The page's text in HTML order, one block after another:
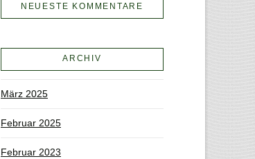
NEUESTE KOMMENTARE
ARCHIV
März 2025
Februar 2025
Februar 2023